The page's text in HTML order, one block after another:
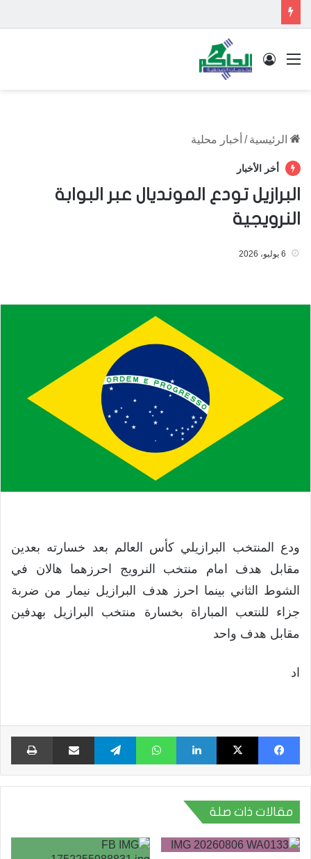
القائمة تسجيل الدخول
الرئيسية / أخبار محلية
أخر الأخبار
البرازيل تودع المونديال عبر البوابة
النرويجية
6 يوليو، 2026
ودع المنتخب البرازيلي كأس العالم بعد خسارته بعدين
مقابل هدف امام منتخب النرويج احرزهما هالان في
الشوط الثاني بينما احرز هدف البرازيل نيمار من ضربة
جزاء للنتعب المباراة بخسارة منتخب البرازيل بهدفين
مقابل هدف واحد
اد
فيسبوك X لينكدإن واتساب تيلقرام مشاركة عبر البريد
مقالات ذات صلة